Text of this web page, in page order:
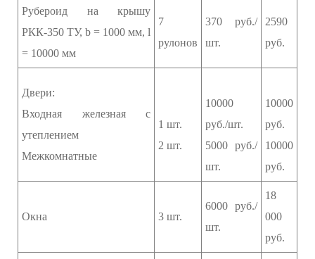
Рубероид на крышу
РКК-350 ТУ, b = 1000 мм, l
= 10000 мм
7
рулонов
370 руб./
шт.
2590
руб.
Двери:
Входная железная с
утеплением
Межкомнатные
1 шт.
2 шт.
10000
руб./шт.
5000 руб./
шт.
10000
руб.
10000
руб.
Окна 3 шт.
6000 руб./
шт.
18
000
руб.